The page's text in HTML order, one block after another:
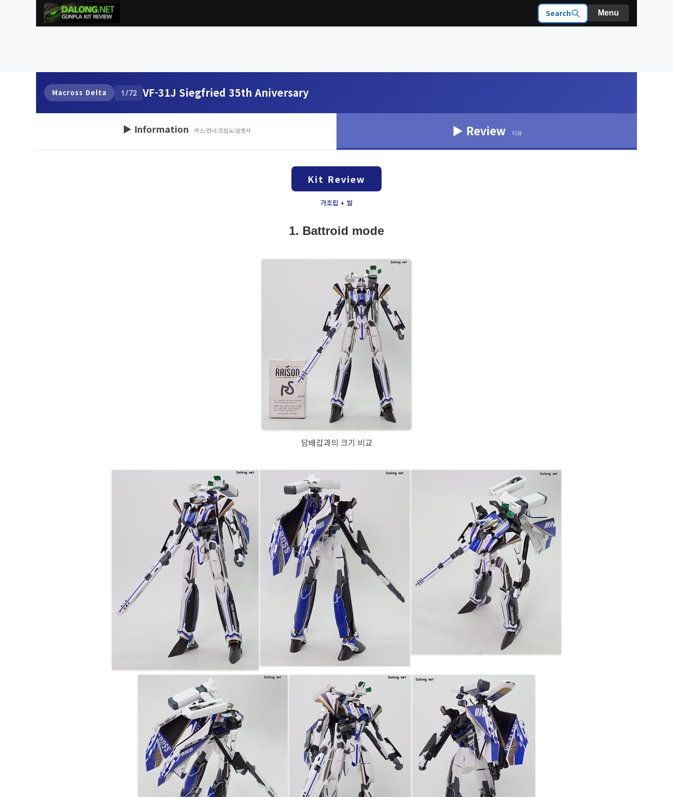
Search Menu
Macross Delta 1/72 VF-31J Siegfried 35th Aniversary
▶ Information 박스/런너/조립도/설명서 ▶ Review 리뷰
Kit Review
가조립 + 씰
1. Battroid mode
담배갑과의 크기 비교